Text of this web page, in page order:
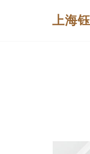
上海